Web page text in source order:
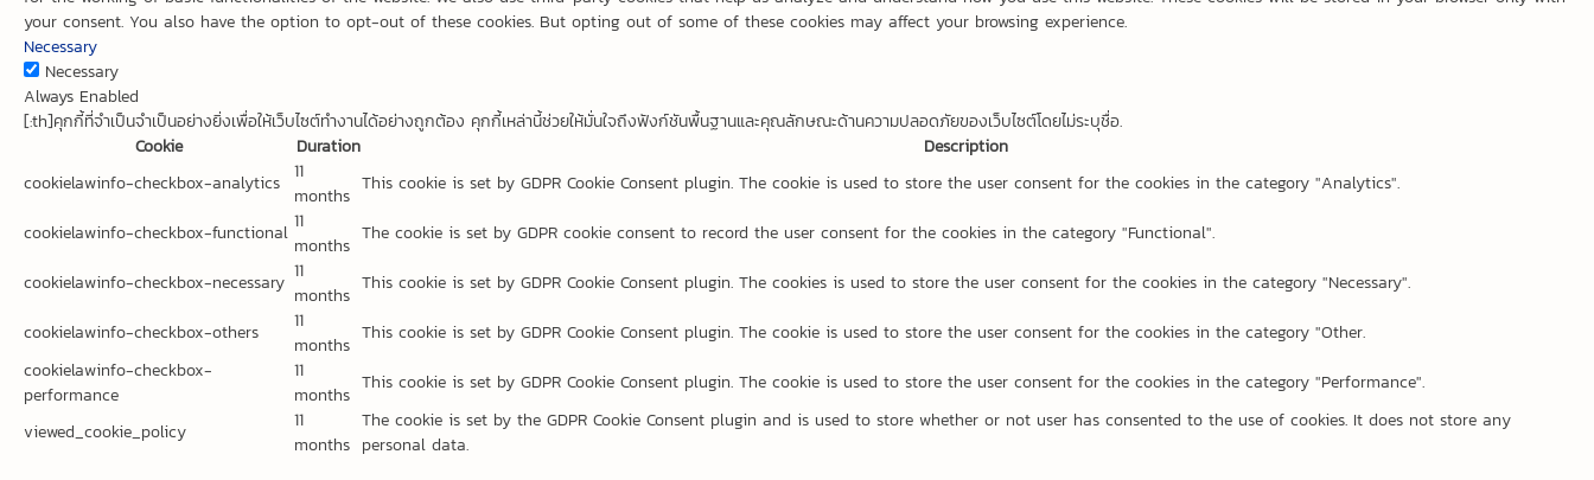
your consent. You also have the option to opt-out of these cookies. But opting out of some of these cookies may affect your browsing experience.
Necessary
Necessary
Always Enabled
[:th]คุกกี้ที่จำเป็นจำเป็นอย่างยิ่งเพื่อให้เว็บไซต์ทำงานได้อย่างถูกต้อง คุกกี้เหล่านี้ช่วยให้มั่นใจถึงฟังก์ชันพื้นฐานและคุณลักษณะด้านความปลอดภัยของเว็บไซต์โดยไม่ระบุชื่อ.
Cookie
Duration
Description
cookielawinfo-checkbox-analytics 11
months
This cookie is set by GDPR Cookie Consent plugin. The cookie is used to store the user consent for the cookies in the category "Analytics".
cookielawinfo-checkbox-functional 11
months
The cookie is set by GDPR cookie consent to record the user consent for the cookies in the category "Functional".
cookielawinfo-checkbox-necessary 11
months
This cookie is set by GDPR Cookie Consent plugin. The cookies is used to store the user consent for the cookies in the category "Necessary".
cookielawinfo-checkbox-others
11
months
This cookie is set by GDPR Cookie Consent plugin. The cookie is used to store the user consent for the cookies in the category "Other.
cookielawinfo-checkbox-
performance
11
months
This cookie is set by GDPR Cookie Consent plugin. The cookie is used to store the user consent for the cookies in the category "Performance".
viewed_cookie_policy
11
months
The cookie is set by the GDPR Cookie Consent plugin and is used to store whether or not user has consented to the use of cookies. It does not store any
personal data.